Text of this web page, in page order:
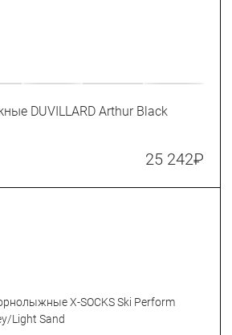
DUVILLARD Arthur Black
25 242₽